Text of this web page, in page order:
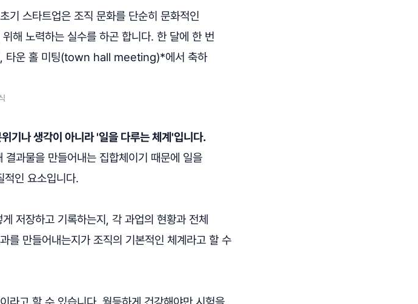
기 스타트업은 조직 문화를 단순히 문화적인
해 노력하는 실수를 하곤 합니다. 한 달에 한 번
, 타운 홀 미팅(town hall meeting)*에서 축하
기나 생각이 아니라 '일을 다루는 체계'입니다.
과물을 만들어내는 집합체이기 때문에 일을
적인 요소입니다.
저장하고 기록하는지, 각 과업의 현황과 전체
를 만들어내는지가 조직의 기본적인 체계라고 할 수